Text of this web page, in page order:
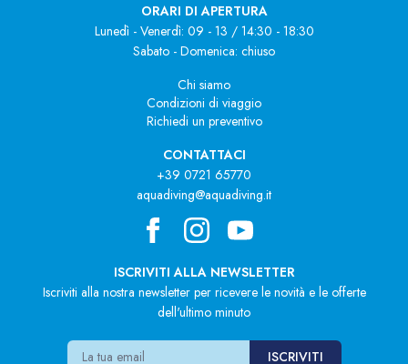
ORARI DI APERTURA
Lunedì - Venerdì: 09 - 13 / 14:30 - 18:30
Sabato - Domenica: chiuso
Chi siamo
Condizioni di viaggio
Richiedi un preventivo
CONTATTACI
+39 0721 65770
aquadiving@aquadiving.it
ISCRIVITI ALLA NEWSLETTER
Iscriviti alla nostra newsletter per ricevere le novità e le offerte
dell'ultimo minuto